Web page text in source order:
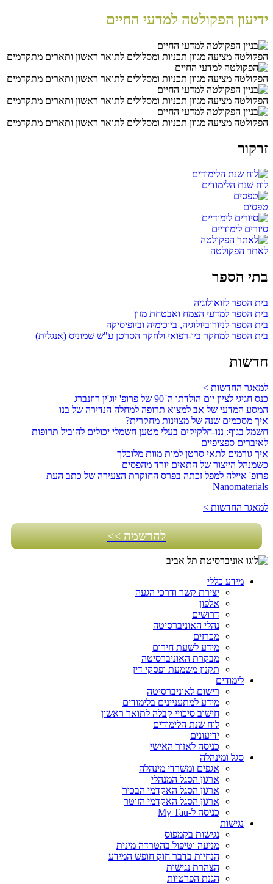
ידיעון הפקולטה למדעי החיים
הפקולטה מציעה מגוון תכניות ומסלולים לתואר ראשון ותארים מתקדמים
הפקולטה מציעה מגוון תכניות ומסלולים לתואר ראשון ותארים מתקדמים
הפקולטה מציעה מגוון תכניות ומסלולים לתואר ראשון ותארים מתקדמים
הפקולטה מציעה מגוון תכניות ומסלולים לתואר ראשון ותארים מתקדמים
זרקור
לוח שנת הלימודים
טפסים
סיורים לימודיים
לאתר הפקולטה
בתי הספר
בית הספר לזואולוגיה
בית הספר למדעי הצמח ואבטחת מזון
בית הספר לניורוביולוגיה, ביוכימיה וביופיסיקה
בית הספר למחקר ביו-רפואי ולחקר הסרטן ע"ש שמוניס (אנגלית)
חדשות
למאגר החדשות >
כנס חגיגי לציון יום הולדתו ה־90 של פרופ' יוג'ין רוזנברג
המסע המדעי של אב למצוא תרופה למחלה הנדירה של בנו
איך מסכמים שנה של מצוינות מחקרית?
חשמל בגוף: ננו-חלקיקים בעלי מטען חשמלי יכולים להוביל תרופות
לאיברים ספציפיים
איך גורמים לתאי סרטן למות מוות מלוכלך
כשמנהל הייצור של התאים יורד מהפסים
פרופ' איילה למפל זכתה בפרס החוקרת הצעירה של כתב העת
Nanomaterials
למאגר החדשות >
להרשמה >>
מידע כללי
יצירת קשר ודרכי הגעה
אלפון
דרושים
נהלי האוניברסיטה
מכרזים
מידע לשעת חירום
מבקרת האוניברסיטה
תקנון משמעת ופסקי דין
לימודים
רישום לאוניברסיטה
מידע למתעניינים בלימודים
חישוב סיכויי קבלה לתואר ראשון
לוח שנת הלימודים
ידיעונים
כניסה לאזור האישי
סגל ומינהלה
אגפים ומשרדי מינהלה
ארגון הסגל המנהלי
ארגון הסגל האקדמי הבכיר
ארגון הסגל האקדמי הזוטר
כניסה ל-My Tau
נגישות
נגישות בקמפוס
מניעה וטיפול בהטרדה מינית
הנחיות בדבר חוק חופש המידע
הצהרת נגישות
הגנת הפרטיות